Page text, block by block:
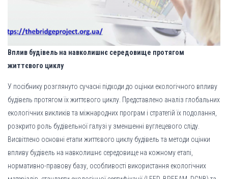
Вплив будівель на навколишнє середовище протягом
життєвого циклу
У посібнику розглянуто сучасні підходи до оцінки екологічного впливу
будівель протягом їх життєвого циклу. Представлено аналіз глобальних
екологічних викликів та міжнародних програм і стратегій їх подолання,
розкрито роль будівельної галузі у зменшенні вуглецевого сліду.
Висвітлено основні етапи життєвого циклу будівель та методи оцінки
впливу будівель на навколишнє середовище на кожному етапі,
нормативно-правову базу, особливості використання екологічних